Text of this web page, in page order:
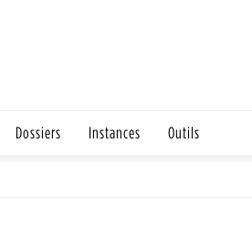
Dossiers Instances Outils